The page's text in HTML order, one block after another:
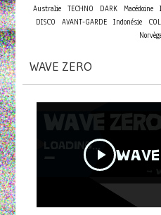
Australie TECHNO DARK Macédoine
DISCO
AVANT-GARDE Indonésie
WAVE ZERO